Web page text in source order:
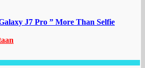
J7 Pro ” More Than Selfie